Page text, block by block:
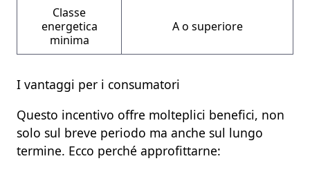
Classe
energetica
minima
A o superiore
I vantaggi per i consumatori
Questo incentivo offre molteplici benefici, non
solo sul breve periodo ma anche sul lungo
termine. Ecco perché approfittarne: